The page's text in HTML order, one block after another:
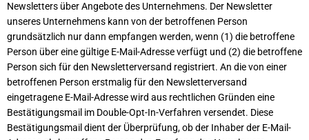
Newsletters über Angebote des Unternehmens. Der Newsletter
unseres Unternehmens kann von der betroffenen Person
grundsätzlich nur dann empfangen werden, wenn (1) die betroffene
Person über eine gültige E-Mail-Adresse verfügt und (2) die betroffene
Person sich für den Newsletterversand registriert. An die von einer
betroffenen Person erstmalig für den Newsletterversand
eingetragene E-Mail-Adresse wird aus rechtlichen Gründen eine
Bestätigungsmail im Double-Opt-In-Verfahren versendet. Diese
Bestätigungsmail dient der Überprüfung, ob der Inhaber der E-Mail-